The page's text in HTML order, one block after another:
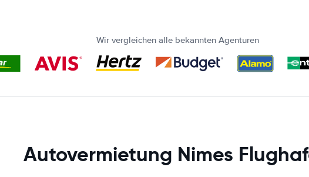
Wir vergleichen alle bekannten Agenturen
Autovermietung Nimes